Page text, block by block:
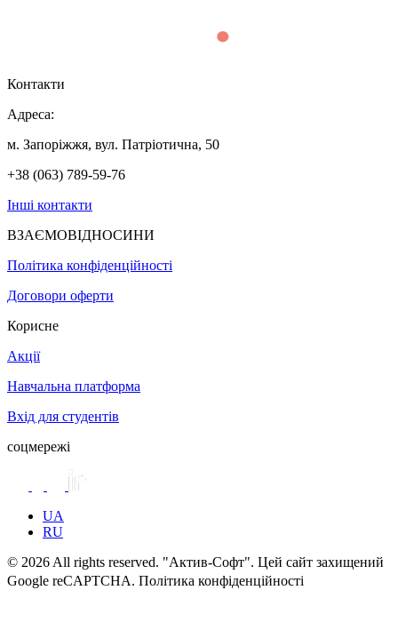
Контакти
Адреса:
м. Запоріжжя, вул. Патріотична, 50
+38 (063) 789-59-76
Інші контакти
ВЗАЄМОВІДНОСИНИ
Політика конфіденційності
Договори оферти
Корисне
Акції
Навчальна платформа
Вхід для студентів
соцмережі
UA
RU
© 2026 All rights reserved. "Актив-Софт". Цей сайт захищений
Google reCAPTCHA. Політика конфіденційності